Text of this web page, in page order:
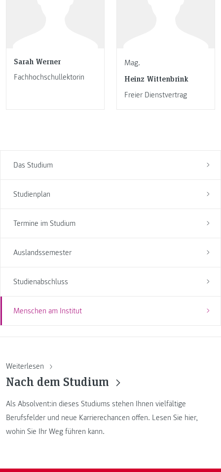
Das Studium
Studienplan
Termine im Studium
Auslandssemester
Studienabschluss
Menschen am Institut
Sarah Werner
Fachhochschullektorin
Mag.
Heinz Wittenbrink
Freier Dienstvertrag
Weiterlesen
Nach dem Studium
Als Absolvent:in dieses Studiums stehen Ihnen vielfältige
Berufsfelder und neue Karrierechancen offen. Lesen Sie hier,
wohin Sie Ihr Weg führen kann.